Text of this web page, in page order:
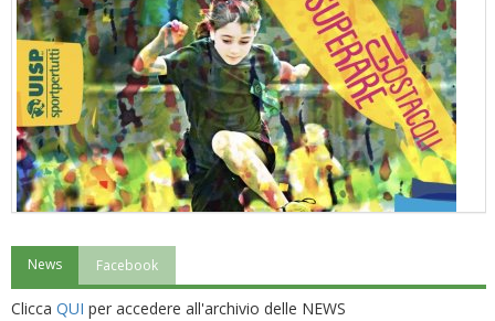
"Superare gli ostacoli": la relazione di Tiziano Pesce al CN Uisp
News Facebook
Clicca QUI per accedere all'archivio delle NEWS